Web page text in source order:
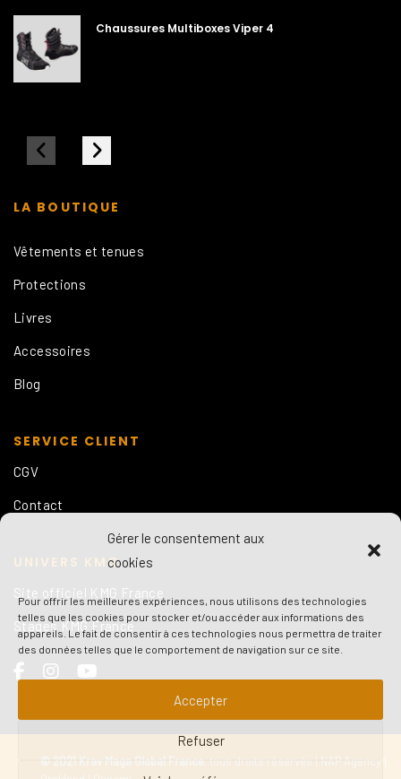
Gérer le consentement aux
cookies
Pour offrir les meilleures expériences, nous utilisons des technologies
telles que les cookies pour stocker et/ou accéder aux informations des
appareils. Le fait de consentir à ces technologies nous permettra de traiter
des données telles que le comportement de navigation sur ce site.
Accepter
Refuser
Chaussures Multiboxes Viper 4
LA BOUTIQUE
Vêtements et tenues
Protections
Livres
Accessoires
Blog
SERVICE CLIENT
CGV
Contact
UNIVERS KMG
Site officiel KMG France
Stages KMG France
© 2021 Krav Maga Global France , tous droits réservés | NAP Agency